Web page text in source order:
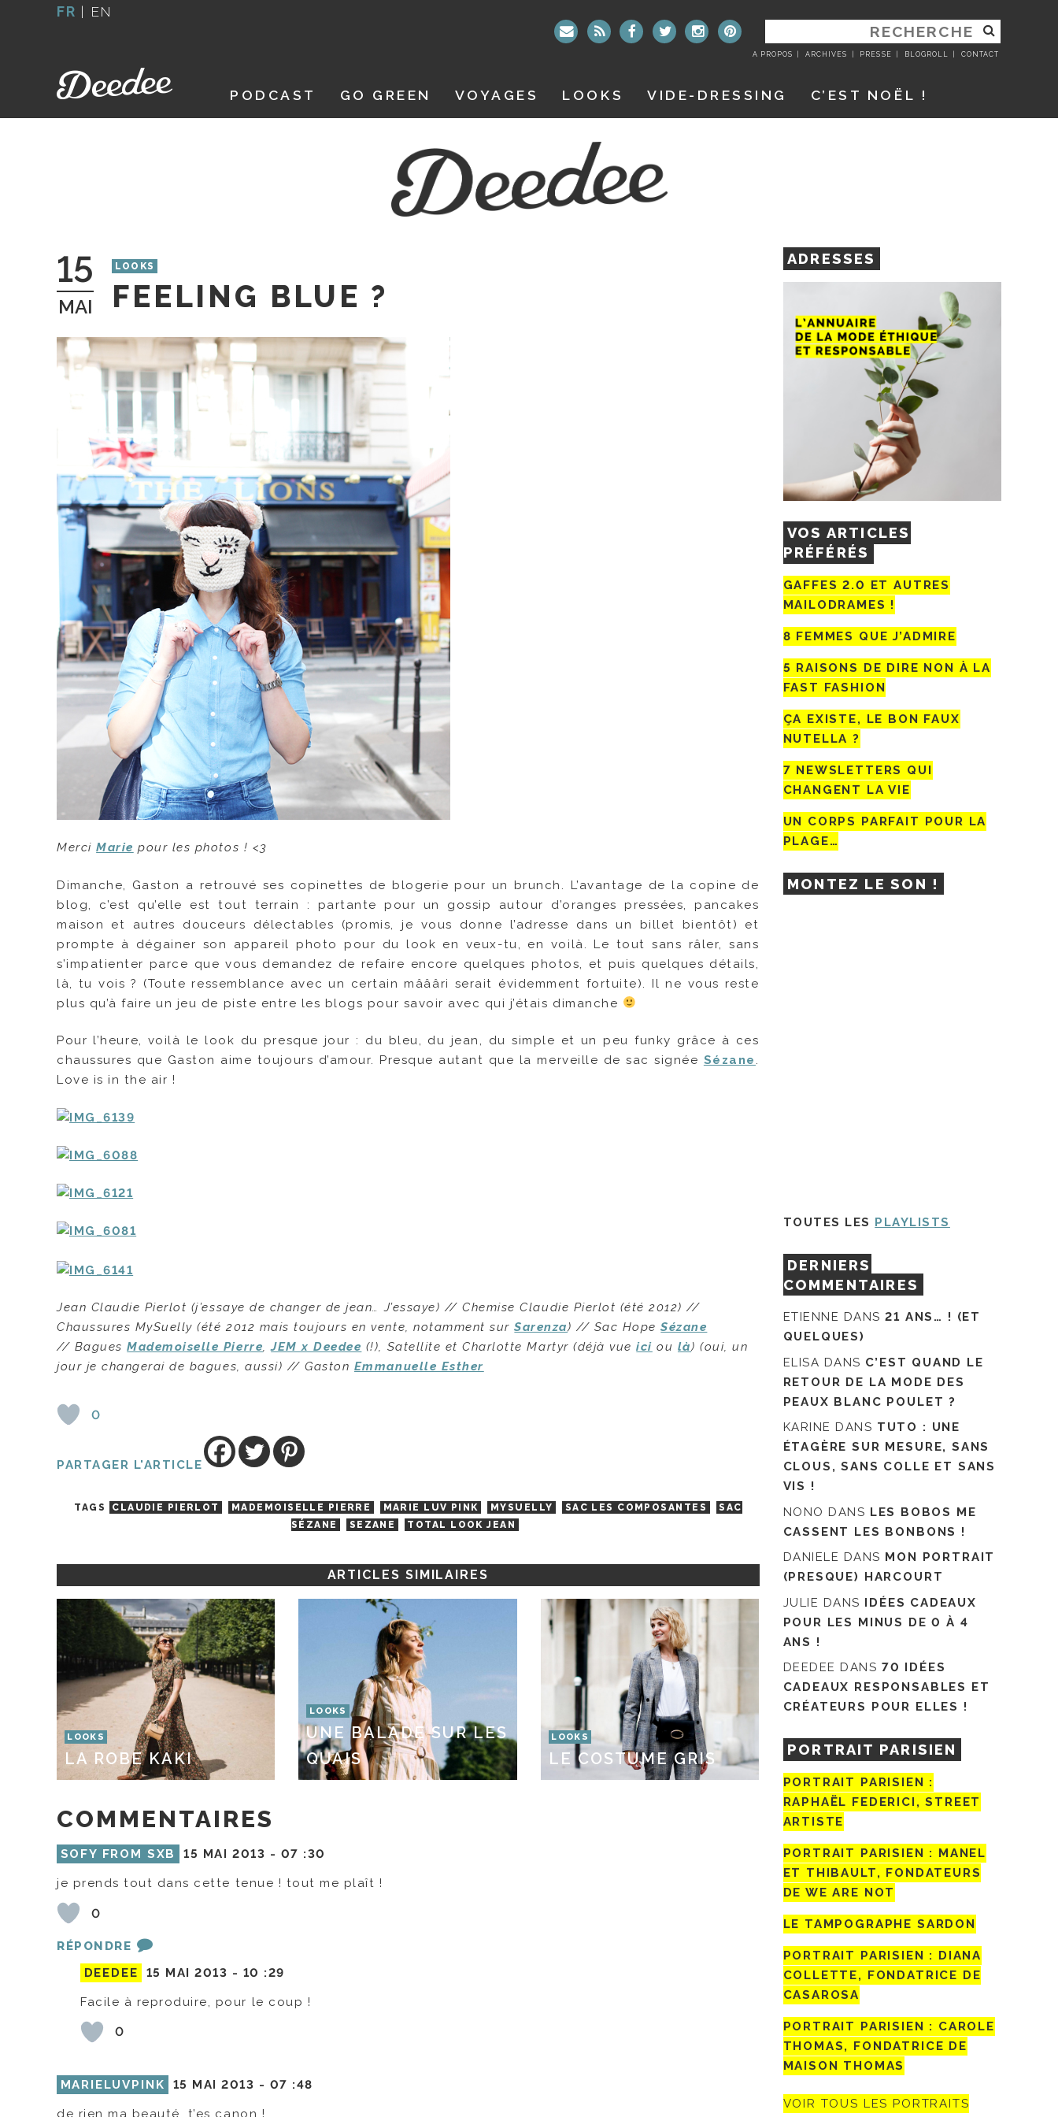
FR | EN
RECHERCHER
:
A PROPOS ARCHIVES PRESSE BLOGROLL CONTACT
PODCAST GO GREEN VOYAGES LOOKS VIDE-DRESSING C’EST NOËL !
15
MAI
LOOKS
FEELING BLUE ?
MerciMarie pour les photos ! <3
Dimanche, Gaston a retrouvé ses copinettes de blogerie pour un brunch. L’avantage de la copine de
blog, c’est qu’elle est tout terrain : partante pour un gossip autour d’oranges pressées, pancakes
maison et autres douceurs délectables (promis, je vous donne l’adresse dans un billet bientôt) et
prompte à dégainer son appareil photo pour du look en veux-tu, en voilà. Le tout sans râler, sans
s’impatienter parce que vous demandez de refaire encore quelques photos, et puis quelques détails,
là, tu vois ? (Toute ressemblance avec un certain mâââri serait évidemment fortuite). Il ne vous reste
plus qu’à faire un jeu de piste entre les blogs pour savoir avec qui j’étais dimanche
Pour l’heure, voilà le look du presque jour : du bleu, du jean, du simple et un peu funky grâce à ces
chaussures que Gaston aime toujours d’amour. Presque autant que la merveille de sac signée Sézane .
Love is in the air !
Jean Claudie Pierlot (j’essaye de changer de jean… J’essaye) // Chemise Claudie Pierlot (été 2012) //
Chaussures MySuelly (été 2012 mais toujours en vente, notamment surSarenza) // Sac HopeSézane
// BaguesMademoiselle Pierre,JEM x Deedee (!), Satellite et Charlotte Martyr (déjà vueici ou là) (oui, un
jour je changerai de bagues, aussi) // Gaston Emmanuelle Esther
0
PARTAGER L'ARTICLE
TAGS CLAUDIE PIERLOT MADEMOISELLE PIERRE MARIE LUV PINK MYSUELLY SAC LES COMPOSANTES
SAC
SÉZANE
SEZANE TOTAL LOOK JEAN
ARTICLES SIMILAIRES
LOOKS
LA ROBE KAKI
LOOKS
UNE BALADE SUR LES
QUAIS
LOOKS
LE COSTUME GRIS
COMMENTAIRES
SOFY FROM SXB 15 MAI 2013 - 07 :30
je prends tout dans cette tenue ! tout me plaît !
0
RÉPONDRE
DEEDEE
15 MAI 2013 - 10 :29
Facile à reproduire, pour le coup !
0
MARIELUVPINK 15 MAI 2013 - 07 :48
de rien ma beauté, t’es canon !
ADRESSES
VOS ARTICLES
PRÉFÉRÉS
GAFFES 2.0 ET AUTRES
MAILODRAMES !
8 FEMMES QUE J’ADMIRE
5 RAISONS DE DIRE NON À LA
FAST FASHION
ÇA EXISTE, LE BON FAUX
NUTELLA ?
7 NEWSLETTERS QUI
CHANGENT LA VIE
UN CORPS PARFAIT POUR LA
PLAGE…
MONTEZ LE SON !
TOUTES LES PLAYLISTS
DERNIERS
COMMENTAIRES
ETIENNE DANS21 ANS… ! (ET
QUELQUES)
ELISA DANS C’EST QUAND LE
RETOUR DE LA MODE DES
PEAUX BLANC POULET ?
KARINE DANS TUTO : UNE
ÉTAGÈRE SUR MESURE, SANS
CLOUS, SANS COLLE ET SANS
VIS !
NONO DANS LES BOBOS ME
CASSENT LES BONBONS !
DANIELE DANS MON PORTRAIT
(PRESQUE) HARCOURT
JULIE DANS IDÉES CADEAUX
POUR LES MINUS DE 0 À 4
ANS !
DEEDEE DANS 70 IDÉES
CADEAUX RESPONSABLES ET
CRÉATEURS POUR ELLES !
PORTRAIT PARISIEN
PORTRAIT PARISIEN :
RAPHAËL FEDERICI, STREET
ARTISTE
PORTRAIT PARISIEN : MANEL
ET THIBAULT, FONDATEURS
DE WE ARE NOT
LE TAMPOGRAPHE SARDON
PORTRAIT PARISIEN : DIANA
COLLETTE, FONDATRICE DE
CASAROSA
PORTRAIT PARISIEN : CAROLE
THOMAS, FONDATRICE DE
MAISON THOMAS
VOIR TOUS LES PORTRAITS